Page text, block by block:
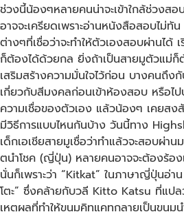
ช่วงนี้น้องๆหลายคนน่าจะเข้าใกล้ช่วงส
อาจจะเครียดเพราะอ่านหนังสือสอบไม่
ต่างๆที่เชื่อว่าจะทำให้ตัวเองสอบผ่านได้
ก็ต้องได้ด้วยกล ยิ่งถ้าเป็นสายมูตัวแม่ก็
เสริมสร้างความมั่นใจไว้ก่อน บางคนถึง
เกี่ยวกับสีมงคลก่อนเข้าห้องสอบ หรือไ
ความเชื่อของตัวเอง แล้วน้องๆ เคยสง
มีวิธีการแบบไหนกันบ้าง วันนี้ทาง
เด็กเอเชียสายมูเชื่อว่าทำแล้วจะสอบผ่า
ตนำโชค (ญี่ปุ่น) หลายคนอาจจะต้องร้อง
นั่นก็เพราะว่า “Kitkat” ในภาษาญี่ปุ่นอ่า
โตะ” ซึ่งคล้ายกับวลี Kitto Katsu ที่แป
เหตุผลที่ทำให้ขนมคิทแคทกลายเป็นขนม